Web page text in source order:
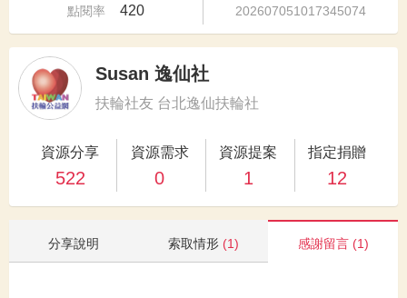
點閱率 420 202607051017345074
Susan 逸仙社
扶輪社友 台北逸仙扶輪社
資源分享
522
資源需求
0
資源提案
1
指定捐贈
12
分享說明 索取情形 (1) 感謝留言 (1)